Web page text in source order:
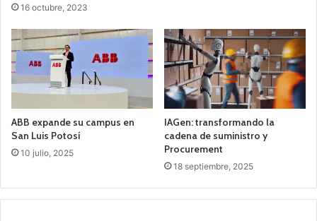
16 octubre, 2023
ABB expande su campus en
San Luis Potosí
10 julio, 2025
IAGen: transformando la
cadena de suministro y
Procurement
18 septiembre, 2025